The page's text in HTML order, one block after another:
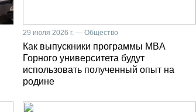
29 июля 2026 г. — Общество
Как выпускники программы MBA
Горного университета будут
использовать полученный опыт на
родине